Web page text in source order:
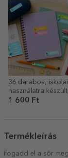
36 darabos, iskolai
használatra készült,
személyre szabott
1 600 Ft
Termékleírás
Fogadd el a sör